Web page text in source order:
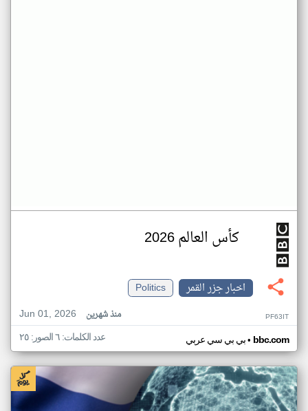
كأس العالم 2026
اخبار جزر القمر
Politics
Jun 01, 2026
منذ شهرين PF63IT
بي بي سي عربي• bbc.com عدد الكلمات: ٦ الصور: ٢٥